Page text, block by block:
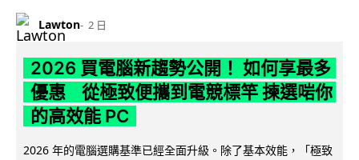
Lawton 2 日
2026 買電腦新趨勢公開！ 如何享最多
優惠 從極致便攜到電競標竿 揀選啱你
的高效能 PC
2026 年的電腦選購基準已經全面升級。除了基本效能，「極致